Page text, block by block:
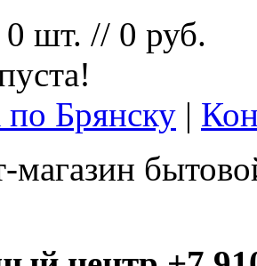
0 шт. // 0 руб.
по Брянску |
магазин